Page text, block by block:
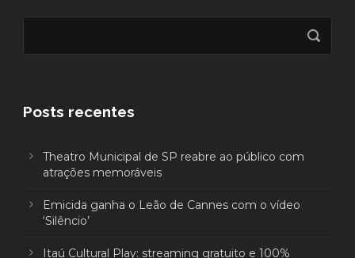
Posts recentes
Theatro Municipal de SP reabre ao público com
atrações memoráveis
Emicida ganha o Leão de Cannes com o vídeo
‘Silêncio’
Itaú Cultural Play: streaming gratuito e 100%